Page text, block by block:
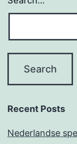
Recent Posts
Nederlandse